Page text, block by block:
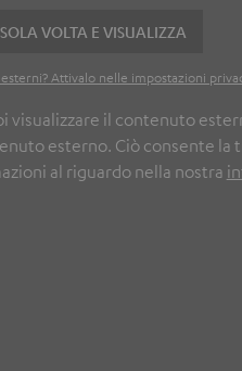
VOLTA E VISUALIZZA
Attivalo nelle impostazioni
visualizzare il contenuto
esterno. Ciò consente la
al riguardo nella nostra